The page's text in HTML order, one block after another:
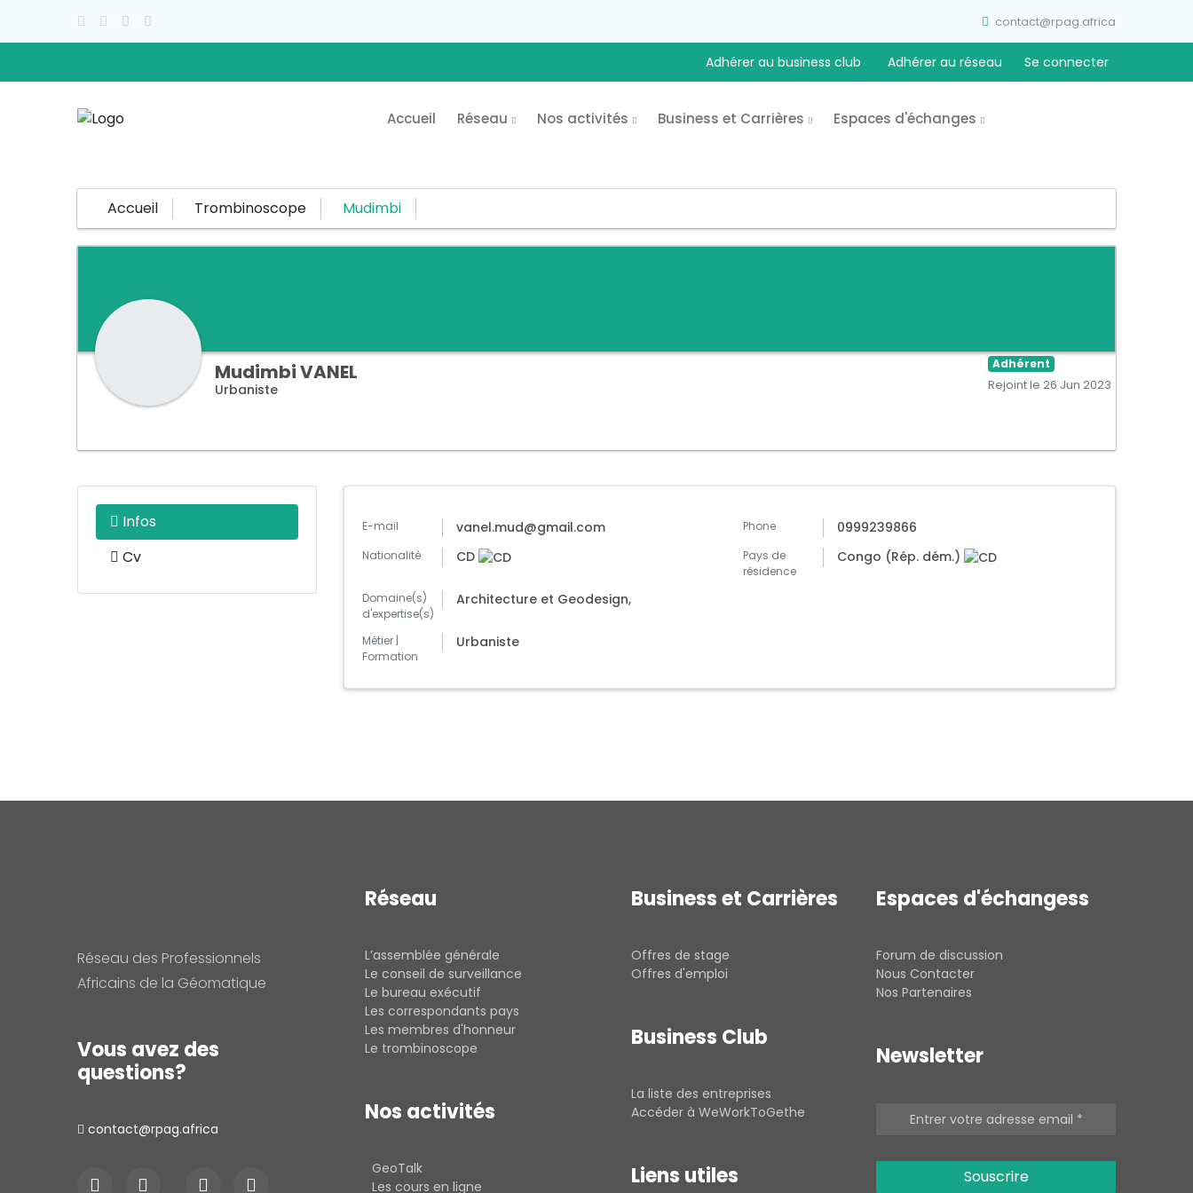
contact@rpag.africa
Adhérer au business club Adhérer au réseau Se connecter
Accueil Réseau Nos activités Business et Carrières Espaces d'échanges
Accueil Trombinoscope Mudimbi
MudimbiVANEL
Urbaniste
Adhérent
Rejoint le 26 Jun 2023
Infos
Cv
E-mail vanel.mud@gmail.com Phone 0999239866
Nationalité CD
Pays de
résidence
Congo (Rép. dém.)
Domaine(s)
d'expertise(s)
Architecture et Geodesign,
Métier |
Formation
Urbaniste
Réseau des Professionnels
Africains de la Géomatique
Vous avez des
questions?
contact@rpag.africa
Réseau
L’assemblée générale
Le conseil de surveillance
Le bureau exécutif
Les correspondants pays
Les membres d'honneur
Le trombinoscope
Nos activités
GeoTalk
Les cours en ligne
Business et Carrières
Offres de stage
Offres d'emploi
Business Club
La liste des entreprises
Accéder à WeWorkToGethe
Liens utiles
Espaces d'échangess
Forum de discussion
Nous Contacter
Nos Partenaires
Newsletter